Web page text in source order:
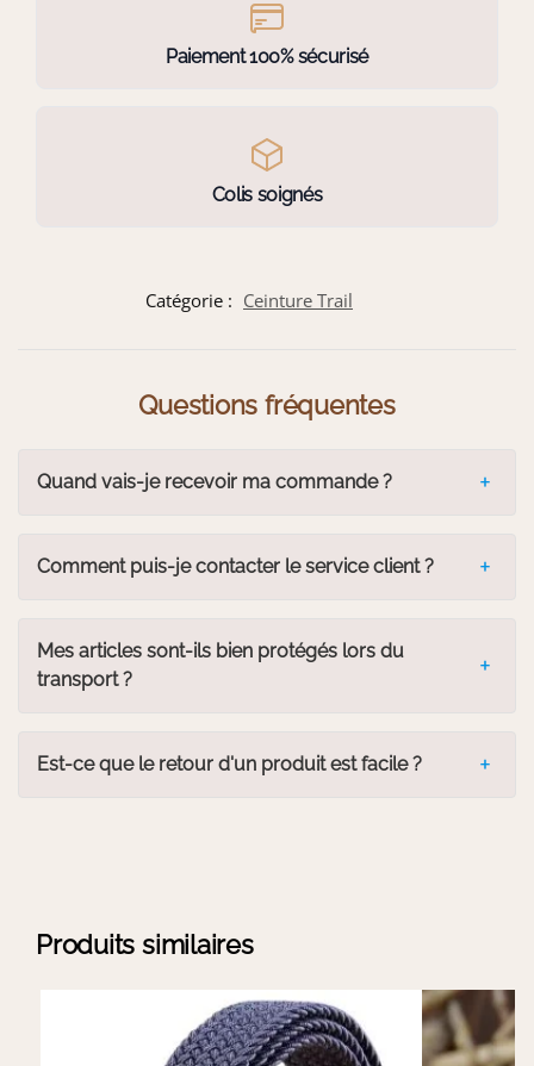
Paiement 100% sécurisé
Colis soignés
Catégorie : Ceinture Trail
Questions fréquentes
Quand vais-je recevoir ma commande ?
Comment puis-je contacter le service client ?
Mes articles sont-ils bien protégés lors du
transport ?
Est-ce que le retour d'un produit est facile ?
Produits similaires